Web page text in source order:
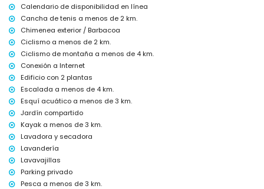
Ropa de cama y toallas
Servicio de recepción y servicio de emergencia 24 horas
Calefacción central y aire acondicionado
Instalaciones y servicios con coste adicional
Servicio de aeropuerto
Servicio de cocina, servicio de lavandería y servicio de niñera
Cama extra y camas/cunas para niños (bajo demanda)
Entretenimiento y actividades de ocio para sus vacaciones en
Moraira, Costa Blanca
Bar (a menos de 1.000 metros de la casa)
Discoteca y paseo marítimo (a menos de 5 kilómetros de la casa)
Visitas y cultura en Moraira, Costa Blanca
Museo, iglesia, castillo, ruinas y lugar histórico (a menos de 5
kilómetros del alojamiento)
Calendario de disponibilidad en línea
Cancha de tenis a menos de 2 km.
Chimenea exterior / Barbacoa
Ciclismo a menos de 2 km.
Ciclismo de montaña a menos de 4 km.
Conexión a Internet
Edificio con 2 plantas
Escalada a menos de 4 km.
Esquí acuático a menos de 3 km.
Jardín compartido
Kayak a menos de 3 km.
Lavadora y secadora
Lavandería
Lavavajillas
Parking privado
Pesca a menos de 3 km.